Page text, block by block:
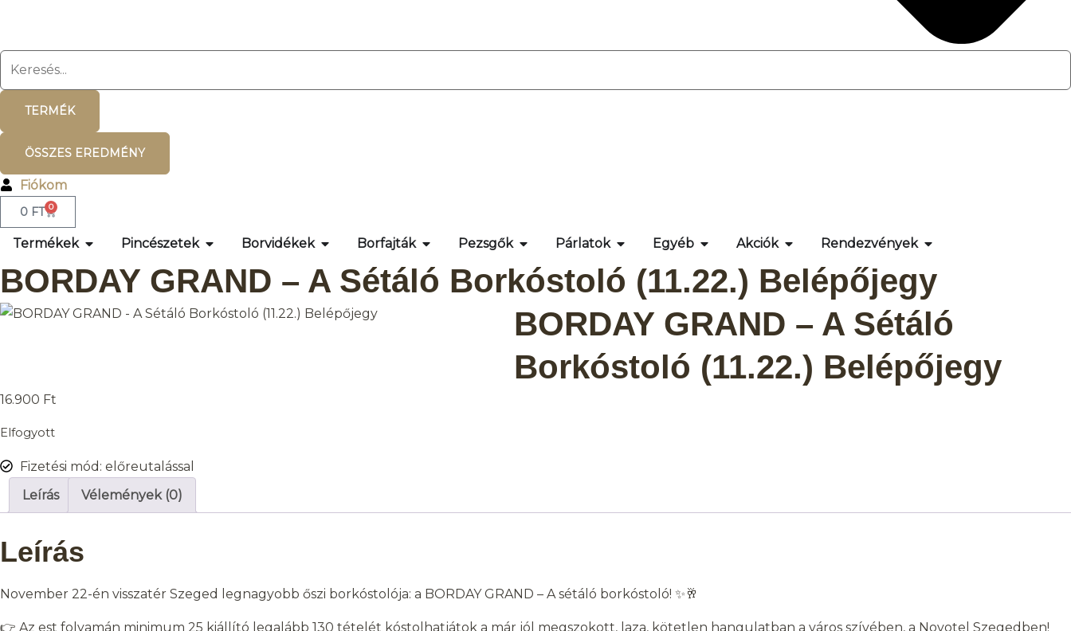
TERMÉK
ÖSSZES EREDMÉNY
Fiókom
0 FT 0
Termékek Pincészetek Borvidékek Borfajták Pezsgők Párlatok Egyéb Akciók Rendezvények
BORDAY GRAND – A Sétáló Borkóstoló (11.22.) Belépőjegy
BORDAY GRAND – A Sétáló
Borkóstoló (11.22.) Belépőjegy
16.900 Ft
Elfogyott
Fizetési mód: előreutalással
Leírás
Vélemények (0)
Leírás
November 22-én visszatér Szeged legnagyobb őszi borkóstolója: a BORDAY GRAND – A sétáló borkóstoló! ✨🥂
👉 Az est folyamán minimum 25 kiállító legalább 130 tételét kóstolhatjátok a már jól megszokott, laza, kötetlen hangulatban a város szívében, a Novotel Szegedben!